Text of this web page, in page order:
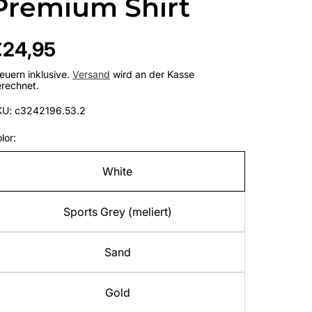
Shirt
inklusive.Versand wird an der Kasse
c3242196.53.2
White
Sports Grey (meliert)
Sand
Gold